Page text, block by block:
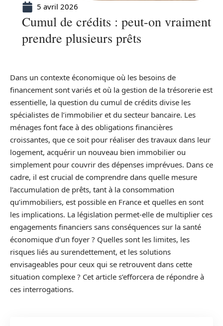
5 avril 2026
Cumul de crédits : peut-on vraiment
prendre plusieurs prêts
Dans un contexte économique où les besoins de
financement sont variés et où la gestion de la trésorerie est
essentielle, la question du cumul de crédits divise les
spécialistes de l’immobilier et du secteur bancaire. Les
ménages font face à des obligations financières
croissantes, que ce soit pour réaliser des travaux dans leur
logement, acquérir un nouveau bien immobilier ou
simplement pour couvrir des dépenses imprévues. Dans ce
cadre, il est crucial de comprendre dans quelle mesure
l’accumulation de prêts, tant à la consommation
qu’immobiliers, est possible en France et quelles en sont
les implications. La législation permet-elle de multiplier ces
engagements financiers sans conséquences sur la santé
économique d’un foyer ? Quelles sont les limites, les
risques liés au surendettement, et les solutions
envisageables pour ceux qui se retrouvent dans cette
situation complexe ? Cet article s’efforcera de répondre à
ces interrogations.